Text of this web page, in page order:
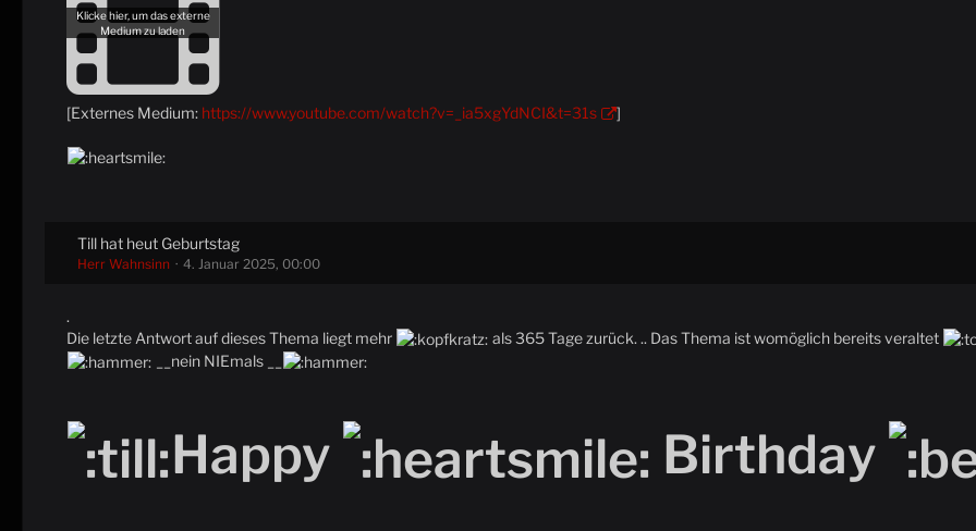
[Externes Medium: https://www.youtube.com/watch?v=_ia5xgYdNCI&t=31s ]
Till hat heut Geburtstag
Herr Wahnsinn 4. Januar 2025, 00:00
.
Die letzte Antwort auf dieses Thema liegt mehr
als 365 Tage zurück. .. Das Thema ist womöglich bereits veraltet
__nein NIEmals __
Happy Birthday